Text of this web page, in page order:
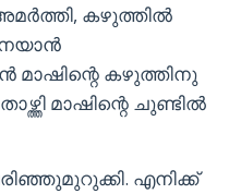
കഴുത്തിൽ
മാഷിന്റെ കഴുത്തിനു
മാഷിന്റെ ചുണ്ടിൽ
എനിക്ക്